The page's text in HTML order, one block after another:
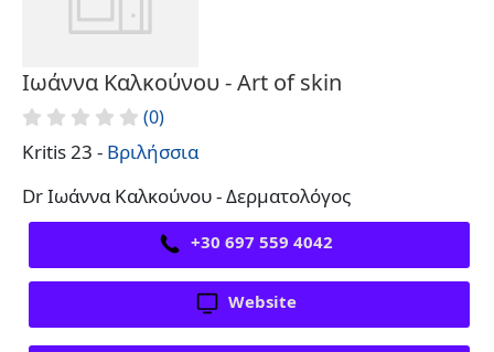
Ιωάννα Καλκούνου - Art of skin
(0)
Kritis 23 - Βριλήσσια
Dr Ιωάννα Καλκούνου - Δερματολόγος
+30 697 559 4042
Website